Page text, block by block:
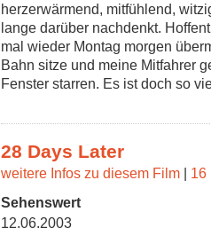
herzerwärmend, mitfühlend,
lange darüber nachdenkt.
mal wieder Montag morgen
Bahn sitze und meine Mitfahrer
Fenster starren. Es ist doch so
28 Days Later
weitere Infos zu diesem Film | 16
Sehenswert
12.06.2003